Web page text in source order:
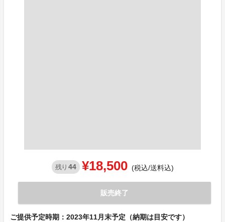
残り 44 ¥18,500 (税込/送料込)
販売終了
ご提供予定時期：2023年11月末予定（納期は目安です）